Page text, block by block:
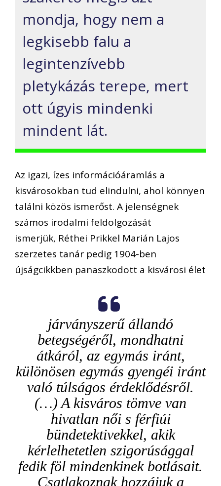
mondja, hogy nem a
legkisebb falu a
legintenzívebb
pletykázás terepe, mert
ott úgyis mindenki
mindent lát.
Az igazi, ízes információáramlás a
kisvárosokban tud elindulni, ahol könnyen
találni közös ismerőst. A jelenségnek
számos irodalmi feldolgozását
ismerjük, Réthei Prikkel Marián Lajos
szerzetes tanár pedig 1904-ben
újságcikkben panaszkodott a kisvárosi élet
járványszerű állandó
betegségéről, mondhatni
átkáról, az egymás iránt,
különösen egymás gyengéi iránt
való túlságos érdeklődésről.
(…) A kisváros tömve van
hivatlan női s férfiúi
bündetektivekkel, akik
kérlelhetetlen szigorúsággal
fedik föl mindenkinek botlásait.
Csatlakoznak hozzájuk a